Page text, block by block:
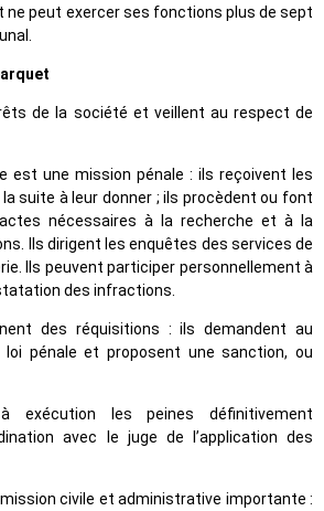
ne peut exercer ses fonctions plus de sept
de la société et veillent au respect de
est une mission pénale : ils reçoivent les
suite à leur donner ; ils procèdent ou font
nécessaires à la recherche et à la
Ils dirigent les enquêtes des services de
Ils peuvent participer personnellement à
des infractions.
des réquisitions : ils demandent au
loi pénale et proposent une sanction, ou
exécution les peines définitivement
avec le juge de l’application des
civile et administrative importante :